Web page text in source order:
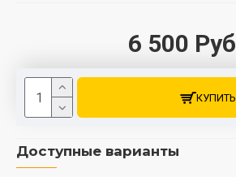
6 500 Руб
Доступные варианты
КУПИТЬ